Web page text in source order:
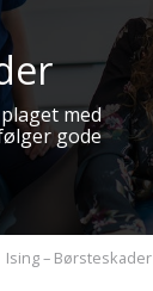
med
gode
Ising – Børsteskader